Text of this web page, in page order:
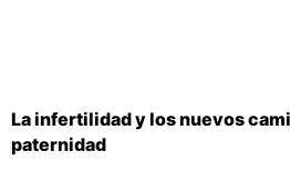
La infertilidad y los nuevos
paternidad